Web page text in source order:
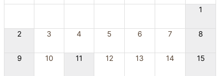
1
2 3 4 5 6 7 8
9 10 11 12 13 14 15